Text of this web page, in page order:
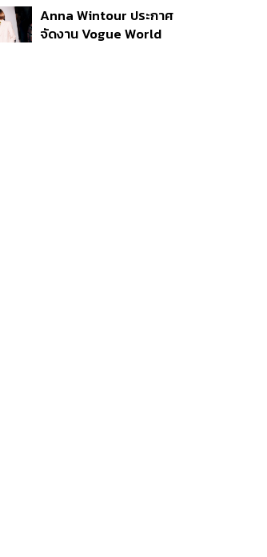
กระสุนอีกกว่า 30 นัด หาก
ไม่จบชีวิตตัวเองอาจสูญ
Anna Wintour ประกาศ
จัดงาน Vogue World